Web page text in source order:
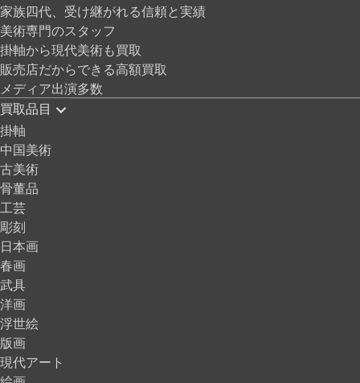
家族四代、受け継がれる信頼と実績
美術専門のスタッフ
掛軸から現代美術も買取
販売店だからできる高額買取
メディア出演多数
買取品目
掛軸
中国美術
古美術
骨董品
工芸
彫刻
日本画
春画
武具
洋画
浮世絵
版画
現代アート